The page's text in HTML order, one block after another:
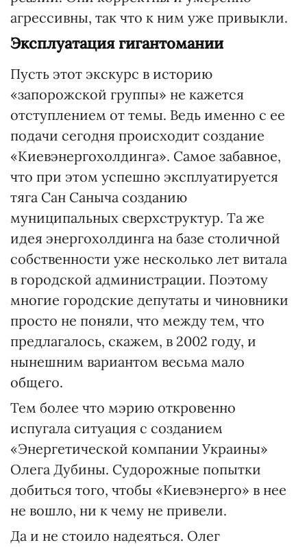
агрессивны, так что к ним уже привыкли.
Эксплуатация гигантомании
Пусть этот экскурс в историю
«запорожской группы» не кажется
отступлением от темы. Ведь именно с ее
подачи сегодня происходит создание
«Киевэнергохолдинга». Самое забавное,
что при этом успешно эксплуатируется
тяга Сан Саныча созданию
муниципальных сверхструктур. Та же
идея энергохолдинга на базе столичной
собственности уже несколько лет витала
в городской администрации. Поэтому
многие городские депутаты и чиновники
просто не поняли, что между тем, что
предлагалось, скажем, в 2002 году, и
нынешним вариантом весьма мало
общего.
Тем более что мэрию откровенно
испугала ситуация с созданием
«Энергетической компании Украины»
Олега Дубины. Судорожные попытки
добиться того, чтобы «Киевэнерго» в нее
не вошло, ни к чему не привели.
Да и не стоило надеяться. Олег